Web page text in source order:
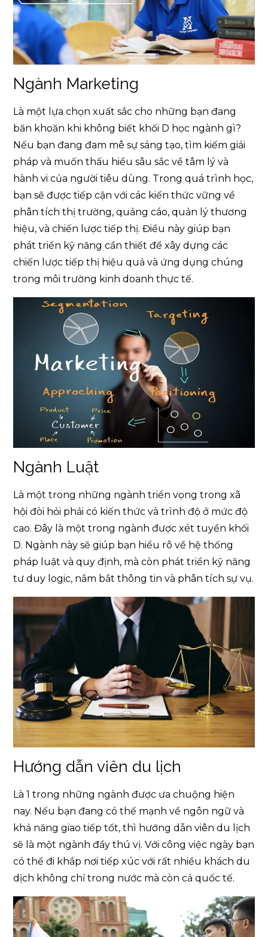
Ngành Marketing
Là một lựa chọn xuất sắc cho những bạn đang
băn khoăn khi không biết khối D học ngành gì?
Nếu bạn đang đam mê sự sáng tạo, tìm kiếm giải
pháp và muốn thấu hiểu sâu sắc về tâm lý và
hành vi của người tiêu dùng. Trong quá trình học,
bạn sẽ được tiếp cận với các kiến thức vững về
phân tích thị trường, quảng cáo, quản lý thương
hiệu, và chiến lược tiếp thị. Điều này giúp bạn
phát triển kỹ năng cần thiết để xây dựng các
chiến lược tiếp thị hiệu quả và ứng dụng chúng
trong môi trường kinh doanh thực tế.
Ngành Luật
Là một trong những ngành triển vọng trong xã
hội đòi hỏi phải có kiến thức và trình độ ở mức độ
cao. Đây là một trong ngành được xét tuyển khối
D. Ngành này sẽ giúp bạn hiểu rõ về hệ thống
pháp luật và quy định, mà còn phát triển kỹ năng
tư duy logic, nắm bắt thông tin và phân tích sự vụ.
Hướng dẫn viên du lịch
Là 1 trong những ngành được ưa chuộng hiện
nay. Nếu bạn đang có thế mạnh về ngôn ngữ và
khả năng giao tiếp tốt, thì hướng dẫn viên du lịch
sẽ là một ngành đầy thú vị. Với công việc ngày bạn
có thể đi khắp nơi tiếp xúc với rất nhiều khách du
dịch không chỉ trong nước mà còn cả quốc tế.